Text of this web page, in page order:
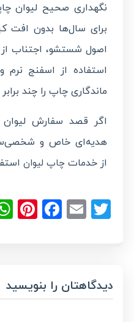
نگهداری صحیح لیوان
برای سال‌ها بدون افت
اصول شستشو، اجتناب
استفاده از اسفنج نرم
ماندگاری چاپ را چند
اگر قصد سفارش لیوان
هدیه‌ای خاص و
از خدمات چاپ لیوان
Twitter
Email
دیدگاهتان را بنویسید